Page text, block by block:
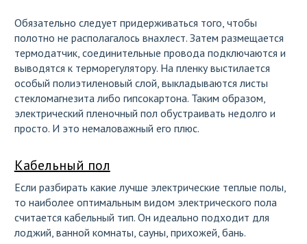
Обязательно следует придерживаться того, чтобы
полотно не располагалось внахлест. Затем размещается
термодатчик, соединительные провода подключаются и
выводятся к терморегулятору. На пленку выстилается
особый полиэтиленовый слой, выкладываются листы
стекломагнезита либо гипсокартона. Таким образом,
электрический пленочный пол обустраивать недолго и
просто. И это немаловажный его плюс.
Кабельный пол
Если разбирать какие лучше электрические теплые полы
то наиболее оптимальным видом электрического пола
считается кабельный тип. Он идеально подходит для
лоджий, ванной комнаты, сауны, прихожей, бань.